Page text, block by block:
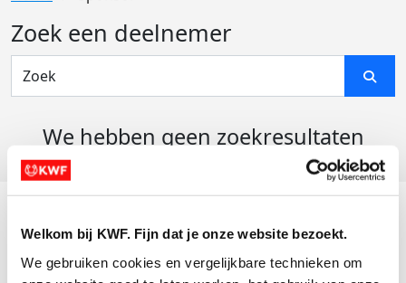
Welkom bij KWF. Fijn dat je onze website bezoekt.
We gebruiken cookies en vergelijkbare technieken om
Zoek een deelnemer
We hebben geen zoekresultaten
Actiematerialen
Evenementen